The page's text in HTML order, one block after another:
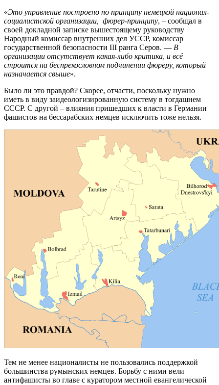
«Это управление построено по принципу немецкой национал-
социалистской организации, фюрер-принципу, – сообщал в
своей докладной записке вышестоящему руководству
Народный комиссар внутренних дел УССР, комиссар
государственной безопасности III ранга Серов. — В
организации отсутствует какая-либо критика, и всё
строится на беспрекословном подчинении фюреру, который
назначается свыше».
Было ли это правдой? Скорее, отчасти, поскольку нужно
иметь в виду заидеологизированную систему в тогдашнем
СССР. С другой – влияния пришедших к власти в Германии
фашистов на бессарабских немцев исключить тоже нельзя.
Тем не менее националисты не пользовались поддержкой
большинства румынских немцев. Борьбу с ними вели
антифашисты во главе с куратором местной евангелической